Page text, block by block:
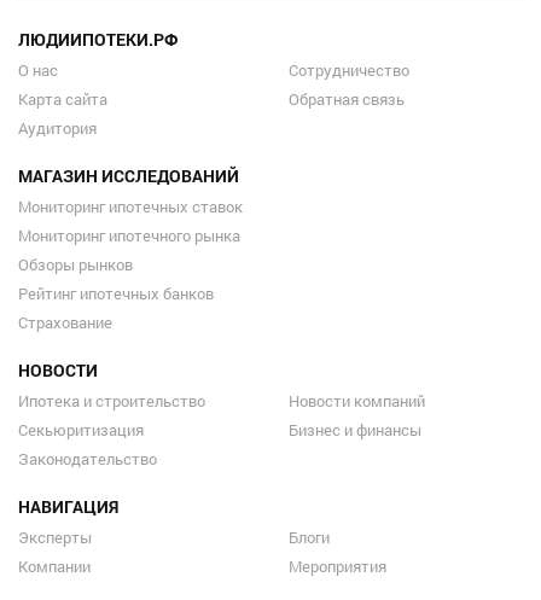
ЛЮДИИПОТЕКИ.РФ
О нас
Карта сайта
Аудитория
Сотрудничество
Обратная связь
МАГАЗИН ИССЛЕДОВАНИЙ
Мониторинг ипотечных ставок
Мониторинг ипотечного рынка
Обзоры рынков
Рейтинг ипотечных банков
Страхование
НОВОСТИ
Ипотека и строительство
Секьюритизация
Законодательство
Новости компаний
Бизнес и финансы
НАВИГАЦИЯ
Эксперты
Компании
Блоги
Мероприятия